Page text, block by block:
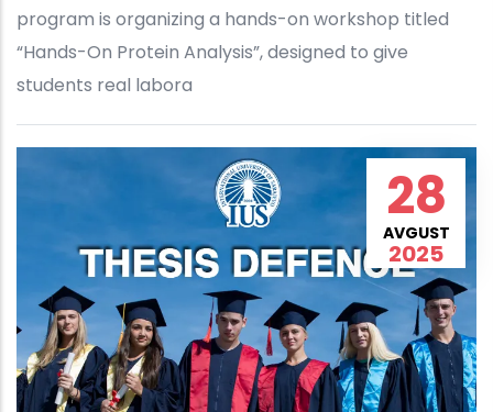
program is organizing a hands-on workshop titled
“Hands-On Protein Analysis”, designed to give
students real labora
28
AVGUST
2025